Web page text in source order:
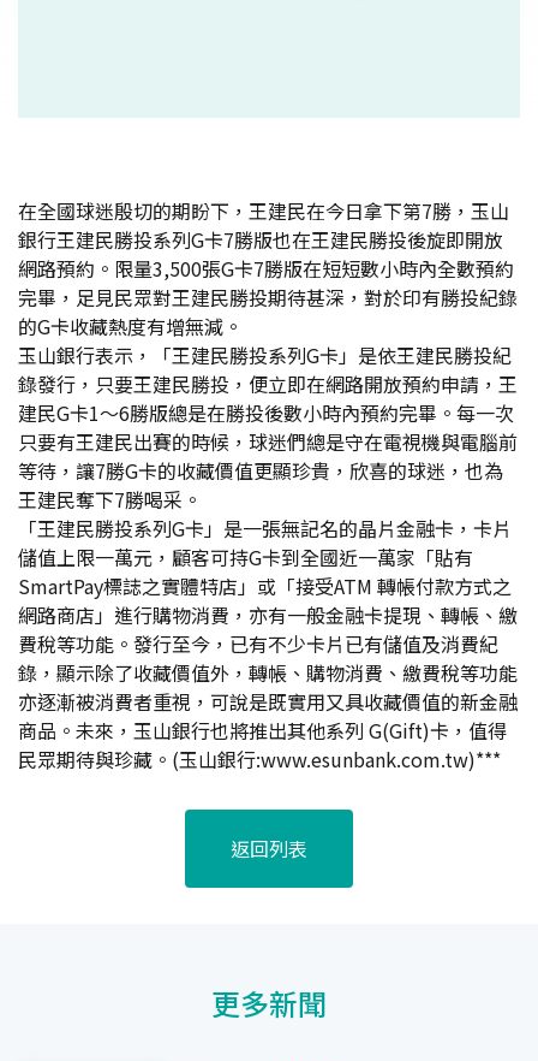
在全國球迷殷切的期盼下，王建民在今日拿下第7勝，玉山
銀行王建民勝投系列G卡7勝版也在王建民勝投後旋即開放
網路預約。限量3,500張G卡7勝版在短短數小時內全數預約
完畢，足見民眾對王建民勝投期待甚深，對於印有勝投紀錄
的G卡收藏熱度有增無減。
玉山銀行表示，「王建民勝投系列G卡」是依王建民勝投紀
錄發行，只要王建民勝投，便立即在網路開放預約申請，王
建民G卡1～6勝版總是在勝投後數小時內預約完畢。每一次
只要有王建民出賽的時候，球迷們總是守在電視機與電腦前
等待，讓7勝G卡的收藏價值更顯珍貴，欣喜的球迷，也為
王建民奪下7勝喝采。
「王建民勝投系列G卡」是一張無記名的晶片金融卡，卡片
儲值上限一萬元，顧客可持G卡到全國近一萬家「貼有
SmartPay標誌之實體特店」或「接受ATM 轉帳付款方式之
網路商店」進行購物消費，亦有一般金融卡提現、轉帳、繳
費稅等功能。發行至今，已有不少卡片已有儲值及消費紀
錄，顯示除了收藏價值外，轉帳、購物消費、繳費稅等功能
亦逐漸被消費者重視，可說是既實用又具收藏價值的新金融
商品。未來，玉山銀行也將推出其他系列 G(Gift)卡，值得
民眾期待與珍藏。(玉山銀行:www.esunbank.com.tw)***
返回列表
更多新聞